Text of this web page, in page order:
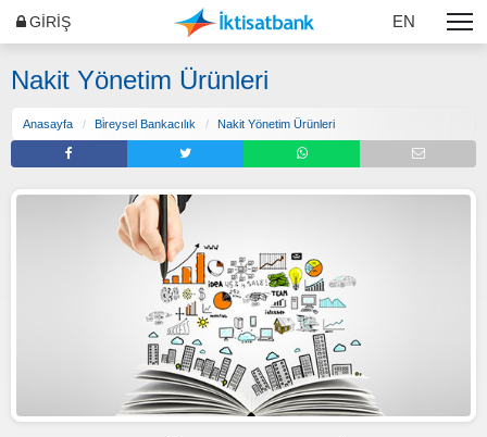
GİRİŞ EN
Nakit Yönetim Ürünleri
Anasayfa Bi̇reysel Bankacılık Nakit Yönetim Ürünleri